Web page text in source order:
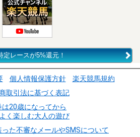
定レースが5%還元！
個人情報保護方針
楽天競馬規約
取引法に基づく表記
は20歳になってから
く楽しむ大人の遊び
った不審なメールやSMSについて